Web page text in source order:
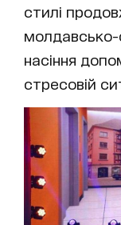
стилі
молдавсько-
насіння
стресовій